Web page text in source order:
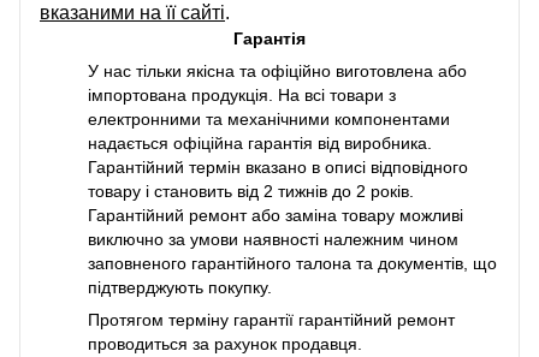
вказаними на її сайті.
Гарантія
У нас тільки якісна та офіційно виготовлена або
імпортована продукція. На всі товари з
електронними та механічними компонентами
надається офіційна гарантія від виробника.
Гарантійний термін вказано в описі відповідного
товару і становить від 2 тижнів до 2 років.
Гарантійний ремонт або заміна товару можливі
виключно за умови наявності належним чином
заповненого гарантійного талона та документів, що
підтверджують покупку.
Протягом терміну гарантії гарантійний ремонт
проводиться за рахунок продавця.